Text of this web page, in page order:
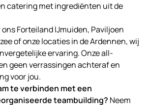
catering met ingrediënten uit de
Forteiland IJmuiden, Paviljoen
of onze locaties in de Ardennen, wij
ervaring. Onze all-
geen verrassingen achteraf en
voor jou.
te verbinden met een
teambuilding? Neem